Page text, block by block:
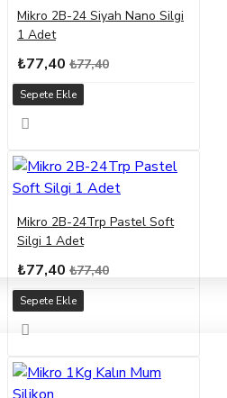
Mikro 2B-24 Siyah Nano Silgi
1 Adet
₺77,40 ₺77,40
Sepete Ekle
Mikro 2B-24Trp Pastel Soft
Silgi 1 Adet
₺77,40 ₺77,40
Sepete Ekle